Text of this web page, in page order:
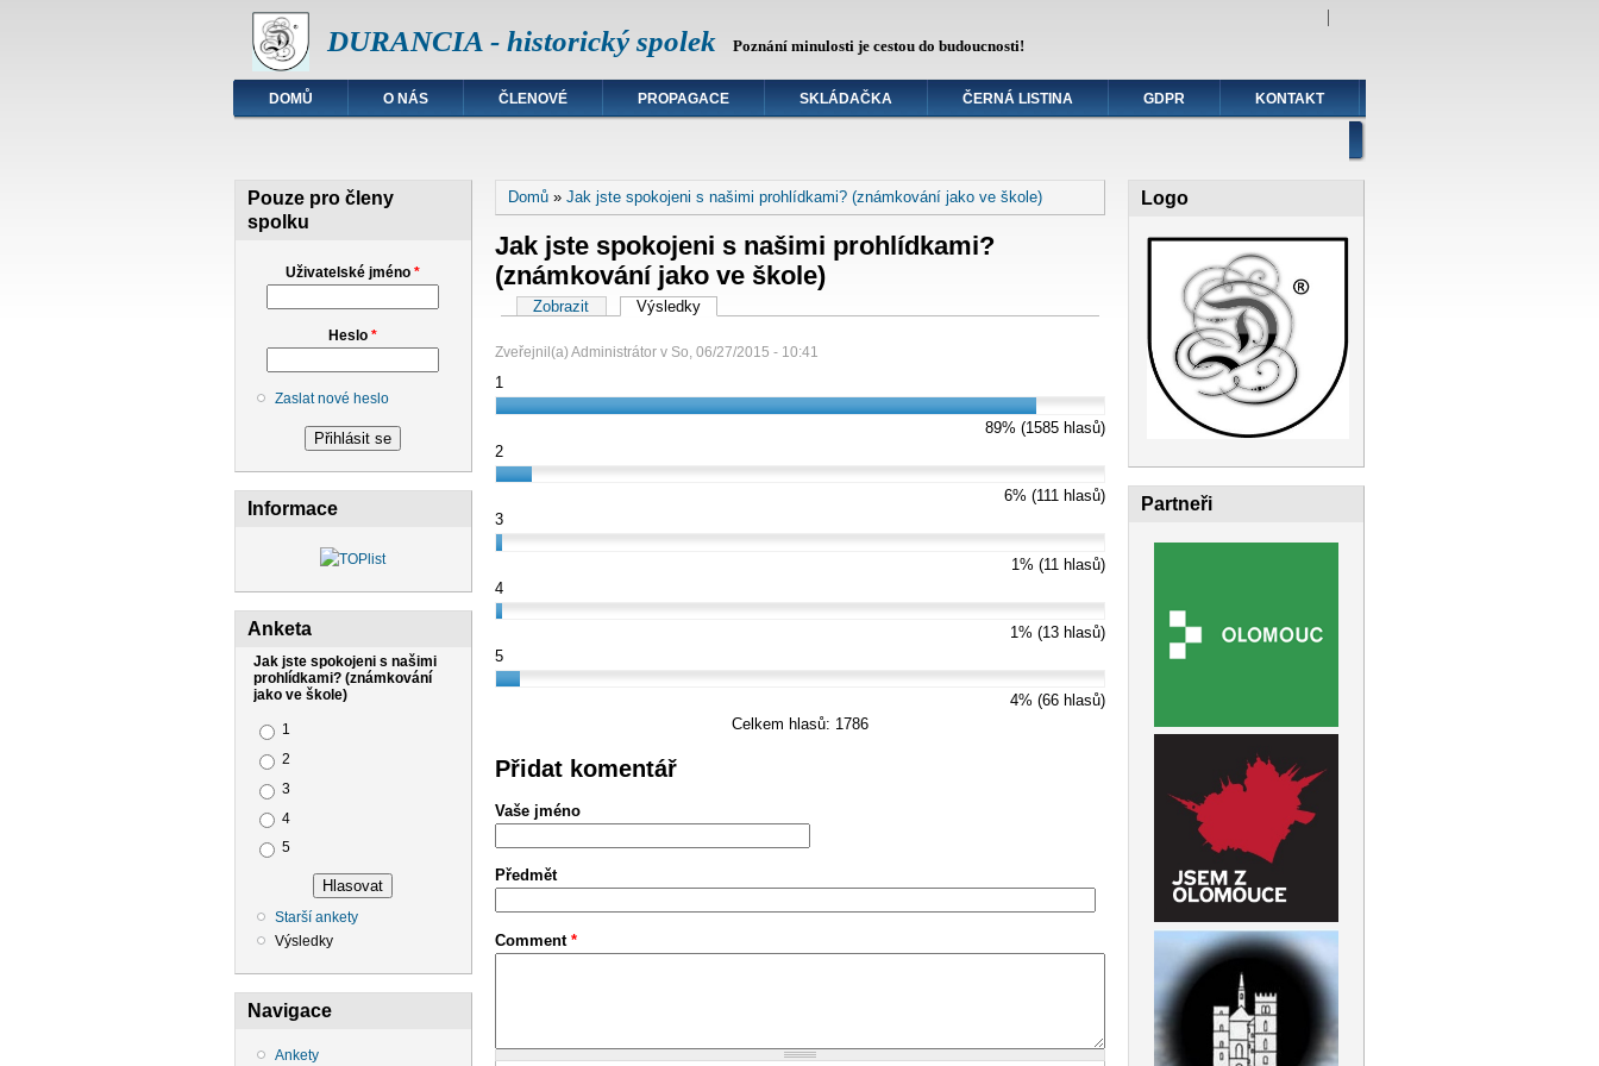
DURANCIA - historický spolek Poznání minulosti je cestou do budoucnosti!
DOMŮ O NÁS ČLENOVÉ PROPAGACE SKLÁDAČKA ČERNÁ LISTINA GDPR KONTAKT
Pouze pro členy
spolku
Uživatelské jméno*
Heslo*
Zaslat nové heslo
Informace
Anketa
Jak jste spokojeni s našimi
prohlídkami? (známkování
jako ve škole)
Možnosti výběru
1
2
3
4
5
Starší ankety
Výsledky
Navigace
Ankety
Jste zde
Domů» Jak jste spokojeni s našimi prohlídkami? (známkování jako ve škole)
Jak jste spokojeni s našimi prohlídkami?
(známkování jako ve škole)
Hlavní záložky
Zobrazit Výsledky(aktivní záložka)
Zveřejnil(a) Administrátorv So, 06/27/2015 - 10:41
1
89% (1585 hlasů)
2
6% (111 hlasů)
3
1% (11 hlasů)
4
1% (13 hlasů)
5
4% (66 hlasů)
Celkem hlasů: 1786
Přidat komentář
Vaše jméno
Předmět
Comment *
Logo
Partneři